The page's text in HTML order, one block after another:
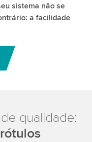
sistema não se
a facilidade
qualidade: